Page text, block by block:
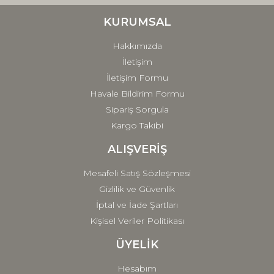
Ürün fiyatı diğer sitelerden daha pahalı.
Gönder
KURUMSAL
Hakkımızda
İletişim
İletişim Formu
Havale Bildirim Formu
Sipariş Sorgula
Kargo Takibi
ALIŞVERİŞ
Mesafeli Satış Sözleşmesi
Gizlilik ve Güvenlik
İptal ve İade Şartları
Kişisel Veriler Politikası
ÜYELİK
Hesabım